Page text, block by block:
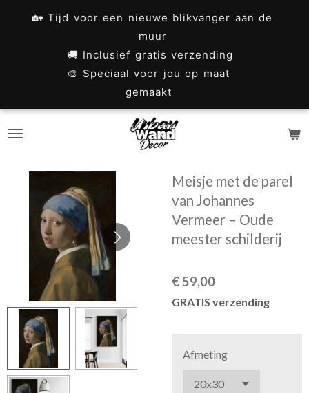
🏡 Tijd voor een nieuwe blikvanger aan de
muur
🚚 Inclusief gratis verzending
🎨 Speciaal voor jou op maat
gemaakt
Meisje met de parel
van Johannes
Vermeer – Oude
meester schilderij
€ 59,00
GRATIS verzending
Afmeting